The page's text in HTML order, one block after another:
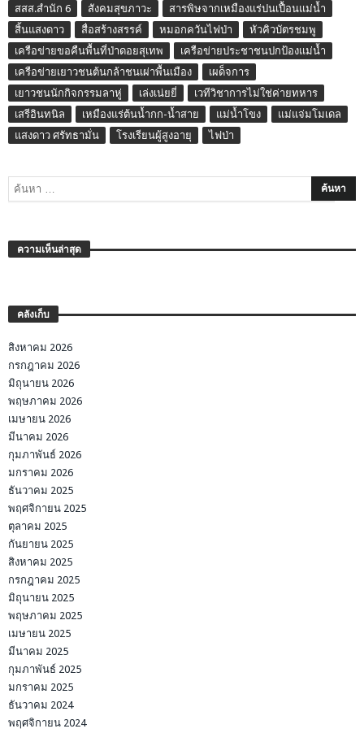
สสส.สำนัก 6 สังคมสุขภาวะ
สารพิษจากเหมืองแร่ปนเปื้อนแม่น้ำ
สิ้นแสงดาว
สื่อสร้างสรรค์ หมอกควันไฟป่า
หัวคิวบัตรชมพู
เครือข่ายขอคืนพื้นที่ป่าดอยสุเทพ
เครือข่ายประชาชนปกป้องแม่น้ำ
เครือข่ายเยาวชนต้นกล้าชนเผ่าพื้นเมือง
เผด็จการ
เยาวชนนักกิจกรรมลาหู่
เล่งเน่ยยี่
เวทีวิชาการไม่ใช่ค่ายทหาร
เสรีอินทนิล
เหมืองแร่ต้นน้ำกก-น้ำสาย แม่น้ำโขง
แม่แจ่มโมเดล
แสงดาว ศรัทธามั่น
โรงเรียนผู้สูงอายุ ไฟป่า
ความเห็นล่าสุด
คลังเก็บ
สิงหาคม 2026
กรกฎาคม 2026
มิถุนายน 2026
พฤษภาคม 2026
เมษายน 2026
มีนาคม 2026
กุมภาพันธ์ 2026
มกราคม 2026
ธันวาคม 2025
พฤศจิกายน 2025
ตุลาคม 2025
กันยายน 2025
สิงหาคม 2025
กรกฎาคม 2025
มิถุนายน 2025
พฤษภาคม 2025
เมษายน 2025
มีนาคม 2025
กุมภาพันธ์ 2025
มกราคม 2025
ธันวาคม 2024
พฤศจิกายน 2024